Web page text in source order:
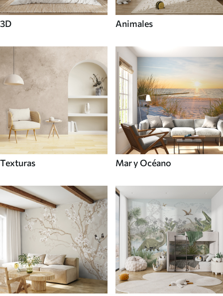
3D Animales
Texturas Mar y Océano